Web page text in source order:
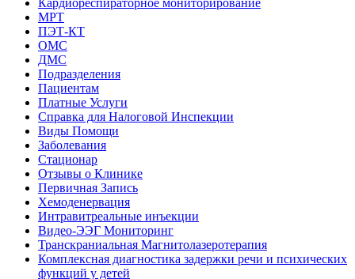
МРТ
ПЭТ-КТ
ОМС
ДМС
Подразделения
Пациентам
Платные Услуги
Справка для Налоговой Инспекции
Виды Помощи
Заболевания
Стационар
Отзывы о Клинике
Первичная Запись
Хемоденервация
Интравитреальные инъекции
Видео-ЭЭГ Мониторинг
Транскраниальная Магнитолазеротерапия
Комплексная диагностика задержки речи и психических
функций у детей